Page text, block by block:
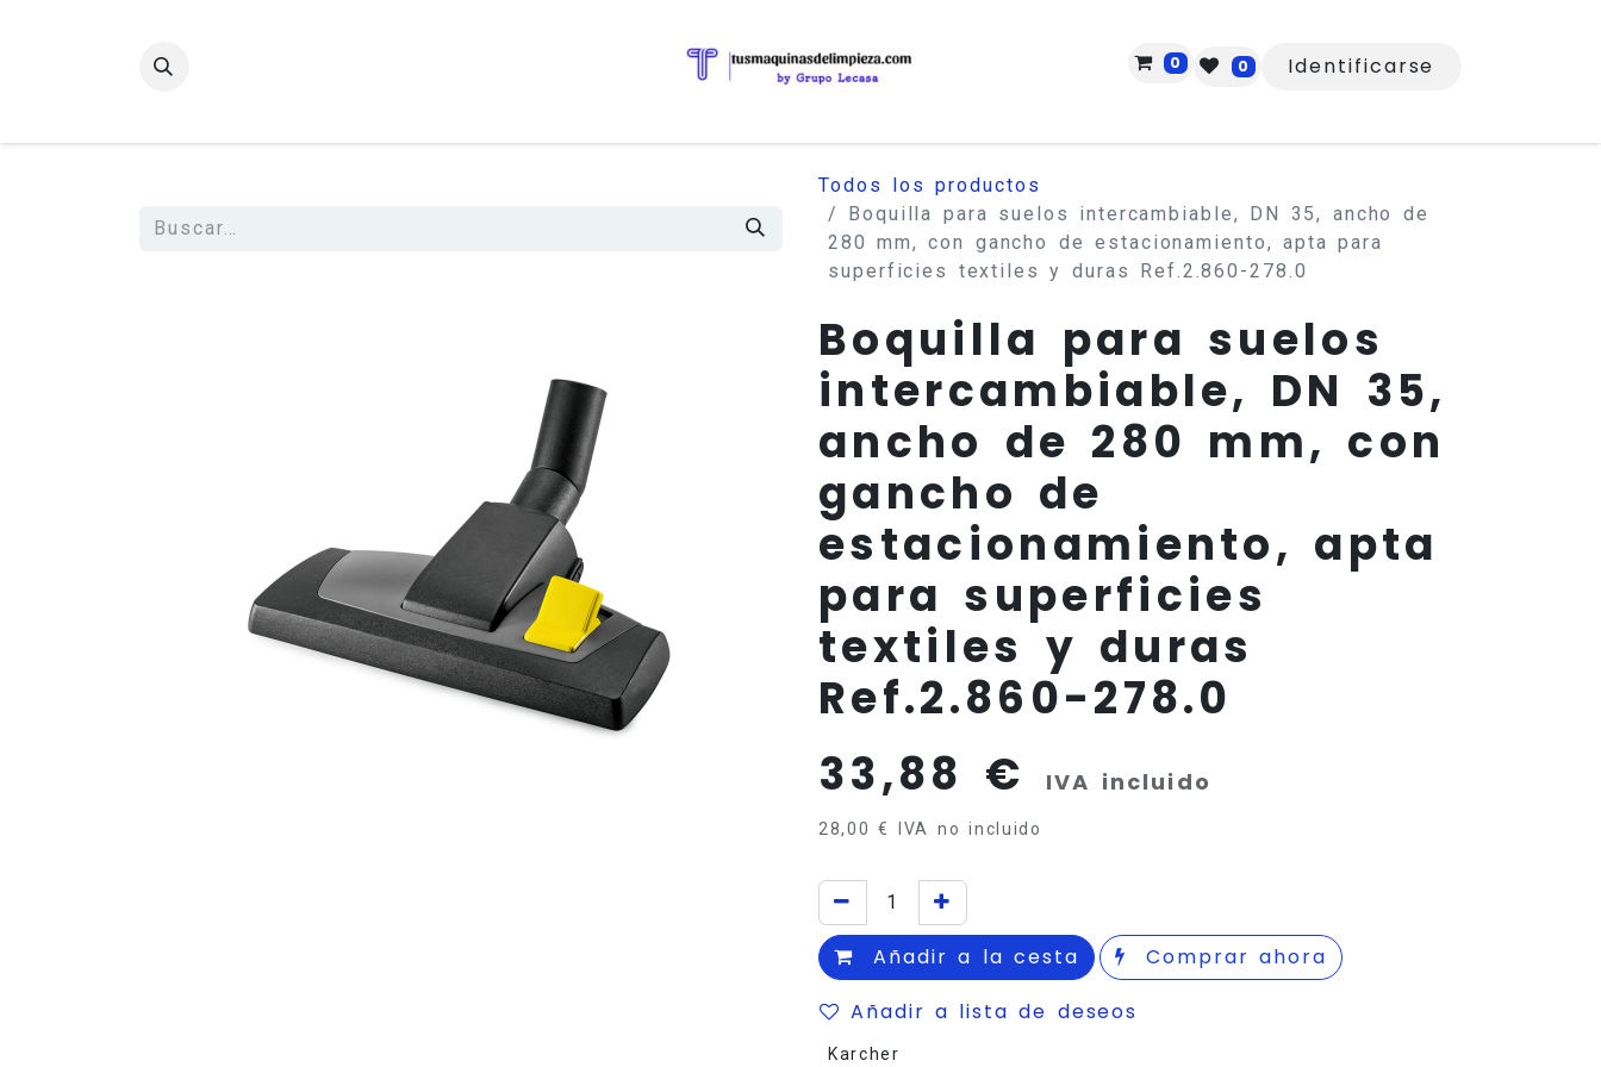
0 0 Identificarse
Todos los productos
Boquilla para suelos intercambiable, DN 35, ancho de
280 mm, con gancho de estacionamiento, apta para
superficies textiles y duras Ref.2.860-278.0
Boquilla para suelos
intercambiable, DN 35,
ancho de 280 mm, con
gancho de
estacionamiento, apta
para superficies
textiles y duras
Ref.2.860-278.0
33,88 € IVA incluido
28,00 € IVA no incluido
Añadir a la cesta
Comprar ahora
Añadir a lista de deseos
Karcher